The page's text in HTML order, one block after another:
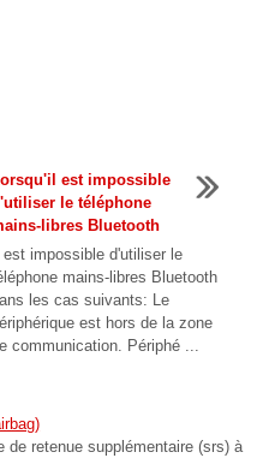
est impossible
le téléphone
libres Bluetooth
Il est impossible d'utiliser le
mains-libres Bluetooth
les cas suivants: Le
est hors de la zone
communication. Périphé ...
retenue supplémentaire (srs) à